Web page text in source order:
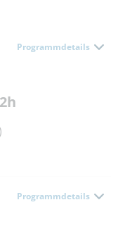
Programmdetails
Programmdetails